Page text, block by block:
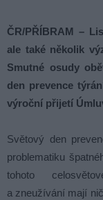
ČR/PŘÍBRAM –
ale také několik
Smutné osudy
den prevence
výroční přijetí
Světový den
problematiku
tohoto
a zneužívání mají